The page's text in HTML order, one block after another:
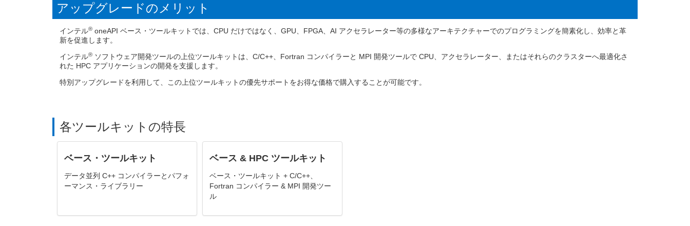
アップグレードのメリット
インテル® oneAPI ベース・ツールキットでは、CPU だけではなく、GPU、FPGA、AI アクセラレーター等の多様なアーキテクチャーでのプログラミングを簡素化し、効率と革
新を促進します。
インテル® ソフトウェア開発ツールの上位ツールキットは、C/C++、Fortran コンパイラーと MPI 開発ツールで CPU、アクセラレーター、またはそれらのクラスターへ最適化さ
れた HPC アプリケーションの開発を支援します。
特別アップグレードを利用して、この上位ツールキットの優先サポートをお得な価格で購入することが可能です。
各ツールキットの特長
ベース・ツールキット
データ並列 C++ コンパイラーとパフォ
ーマンス・ライブラリー
ベース & HPC ツールキット
ベース・ツールキット + C/C++、
Fortran コンパイラー & MPI 開発ツー
ル